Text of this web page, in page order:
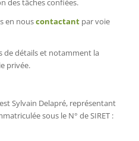
des tâches confiées.
en nouscontactantpar voie
de détails et notamment la
privée.
Sylvain Delapré, représentant
sous le N° de SIRET :